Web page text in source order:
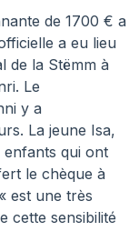
de 1700 € a
a eu lieu
de la Stëmm à
Le
y a
La jeune Isa,
enfants qui ont
le chèque à
est une très
cette sensibilité